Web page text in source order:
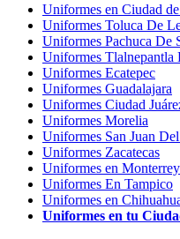
Uniformes en Ciudad
Uniformes Toluca De
Uniformes Pachuca De
Uniformes Tlalnepantla
Uniformes Ecatepec
Uniformes Guadalajara
Uniformes Ciudad
Uniformes Morelia
Uniformes San Juan
Uniformes Zacatecas
Uniformes en Monterrey
Uniformes En Tampico
Uniformes en
Uniformes en tu